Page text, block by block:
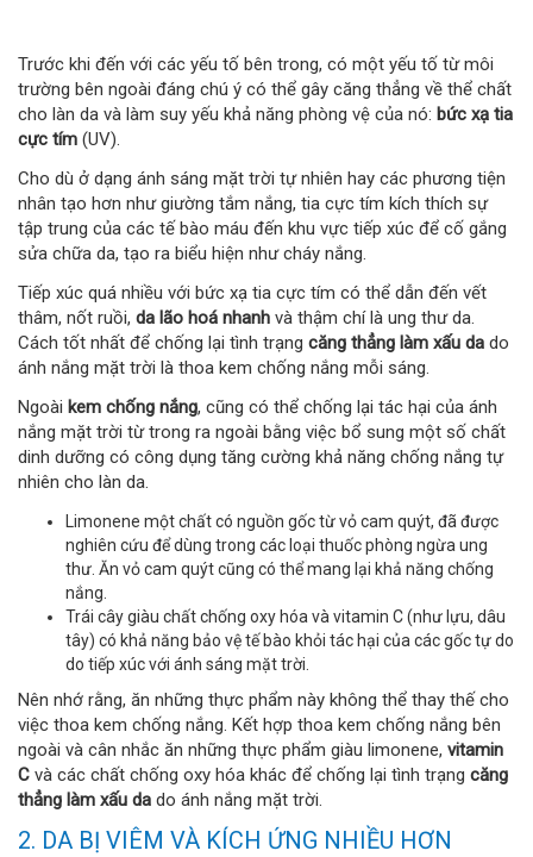
Trước khi đến với các yếu tố bên trong, có một yếu tố từ môi
trường bên ngoài đáng chú ý có thể gây căng thẳng về thể chất
cho làn da và làm suy yếu khả năng phòng vệ của nó: bức xạ tia
cực tím (UV).
Cho dù ở dạng ánh sáng mặt trời tự nhiên hay các phương tiện
nhân tạo hơn như giường tắm nắng, tia cực tím kích thích sự
tập trung của các tế bào máu đến khu vực tiếp xúc để cố gắng
sửa chữa da, tạo ra biểu hiện như cháy nắng.
Tiếp xúc quá nhiều với bức xạ tia cực tím có thể dẫn đến vết
thâm, nốt ruồi, da lão hoá nhanh và thậm chí là ung thư da.
Cách tốt nhất để chống lại tình trạng căng thẳng làm xấu da do
ánh nắng mặt trời là thoa kem chống nắng mỗi sáng.
Ngoài kem chống nắng, cũng có thể chống lại tác hại của ánh
nắng mặt trời từ trong ra ngoài bằng việc bổ sung một số chất
dinh dưỡng có công dụng tăng cường khả năng chống nắng tự
nhiên cho làn da.
Limonene một chất có nguồn gốc từ vỏ cam quýt, đã được
nghiên cứu để dùng trong các loại thuốc phòng ngừa ung
thư. Ăn vỏ cam quýt cũng có thể mang lại khả năng chống
nắng.
Trái cây giàu chất chống oxy hóa và vitamin C (như lựu, dâu
tây) có khả năng bảo vệ tế bào khỏi tác hại của các gốc tự do
do tiếp xúc với ánh sáng mặt trời.
Nên nhớ rằng, ăn những thực phẩm này không thể thay thế cho
việc thoa kem chống nắng. Kết hợp thoa kem chống nắng bên
ngoài và cân nhắc ăn những thực phẩm giàu limonene, vitamin
C và các chất chống oxy hóa khác để chống lại tình trạng căng
thẳng làm xấu da do ánh nắng mặt trời.
2. DA BỊ VIÊM VÀ KÍCH ỨNG NHIỀU HƠN